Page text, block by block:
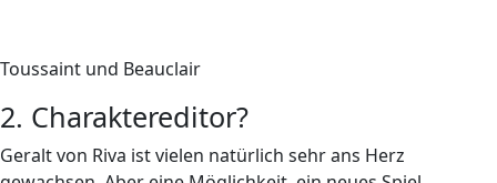
Toussaint und Beauclair
2. Charaktereditor?
Geralt von Riva ist vielen natürlich sehr ans Herz